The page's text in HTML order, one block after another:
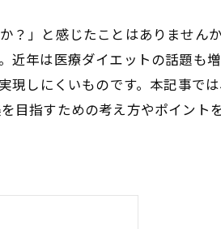
？」と感じたことはありません
近年は医療ダイエットの話題も
しにくいものです。本記事で
目指すための考え方やポイント